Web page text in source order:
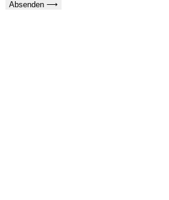
Absenden ⟶